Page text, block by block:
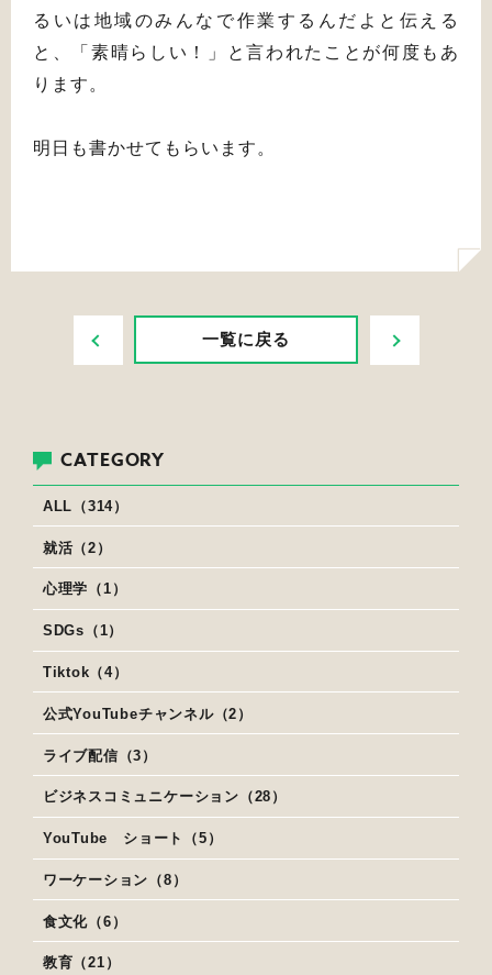
るいは地域のみんなで作業するんだよと伝える
と、「素晴らしい！」と言われたことが何度もあ
ります。
明日も書かせてもらいます。
一覧に戻る
CATEGORY
ALL（314）
就活（2）
心理学（1）
SDGs（1）
Tiktok（4）
公式YouTubeチャンネル（2）
ライブ配信（3）
ビジネスコミュニケーション（28）
YouTube ショート（5）
ワーケーション（8）
食文化（6）
教育（21）